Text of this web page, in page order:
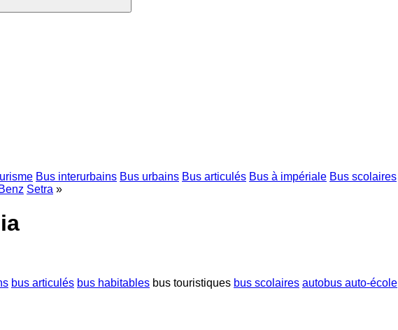
Bus interurbains Bus urbains Bus articulés Bus à impériale Bus scolaires
Setra »
bus articulés bus habitables bus touristiques bus scolaires autobus auto-école